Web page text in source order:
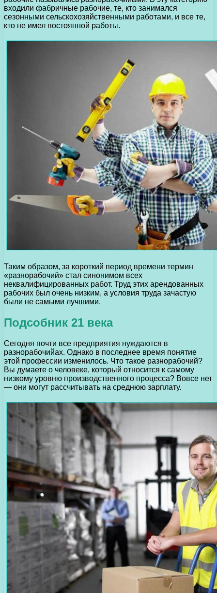
входили фабричные рабочие, те, кто занимался
сезонными сельскохозяйственными работами, и все те,
кто не имел постоянной работы.
Таким образом, за короткий период времени термин
«разнорабочий» стал синонимом всех
неквалифицированных работ. Труд этих арендованных
рабочих был очень низким, а условия труда зачастую
были не самыми лучшими.
Подсобник 21 века
Сегодня почти все предприятия нуждаются в
разнорабочийах. Однако в последнее время понятие
этой профессии изменилось. Что такое разнорабочий?
Вы думаете о человеке, который относится к самому
низкому уровню производственного процесса? Вовсе нет
— они могут рассчитывать на среднюю зарплату.